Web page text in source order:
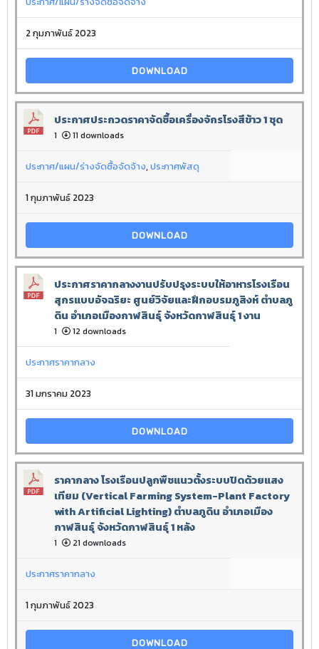
2 กุมภาพันธ์ 2023
DOWNLOAD
ประกาศประกวดราคาจัดซื้อเครื่องจักรโรงสีข้าว 1 ชุด
1 11 downloads
ประกาศ/แผน/ร่างจัดซื้อจัดจ้าง,ประกาศพัสดุ
1 กุมภาพันธ์ 2023
DOWNLOAD
ประกาศราคากลางงานปรับปรุงระบบให้อาหารโรงเรือน
สุกรแบบอัจฉริยะ ศูนย์วิจัยและฝึกอบรมภูสิงห์ ตำบลภู
ดิน อำเภอเมืองกาฬสินธุ์ จังหวัดกาฬสินธุ์ 1 งาน
1 12 downloads
ประกาศราคากลาง
31 มกราคม 2023
DOWNLOAD
ราคากลาง โรงเรือนปลูกพืชแนวตั้งระบบปิดด้วยแสง
เทียม (Vertical Farming System-Plant Factory
with Artificial Lighting) ตำบลภูดิน อำเภอเมือง
กาฬสินธุ์ จังหวัดกาฬสินธุ์ 1 หลัง
1 21 downloads
ประกาศราคากลาง
1 กุมภาพันธ์ 2023
DOWNLOAD